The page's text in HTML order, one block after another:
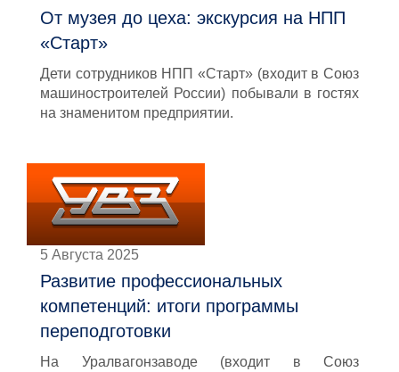
От музея до цеха: экскурсия на НПП
«Старт»
Дети сотрудников НПП «Старт» (входит в Союз
машиностроителей России) побывали в гостях
на знаменитом предприятии.
5 Августа 2025
Развитие профессиональных
компетенций: итоги программы
переподготовки
На Уралвагонзаводе (входит в Союз